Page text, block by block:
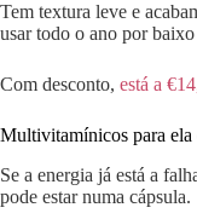
Tem textura leve e
usar todo o ano por baixo
Com desconto, está a
Multivitamínicos para ela
Se a energia já está a
pode estar numa cápsula.